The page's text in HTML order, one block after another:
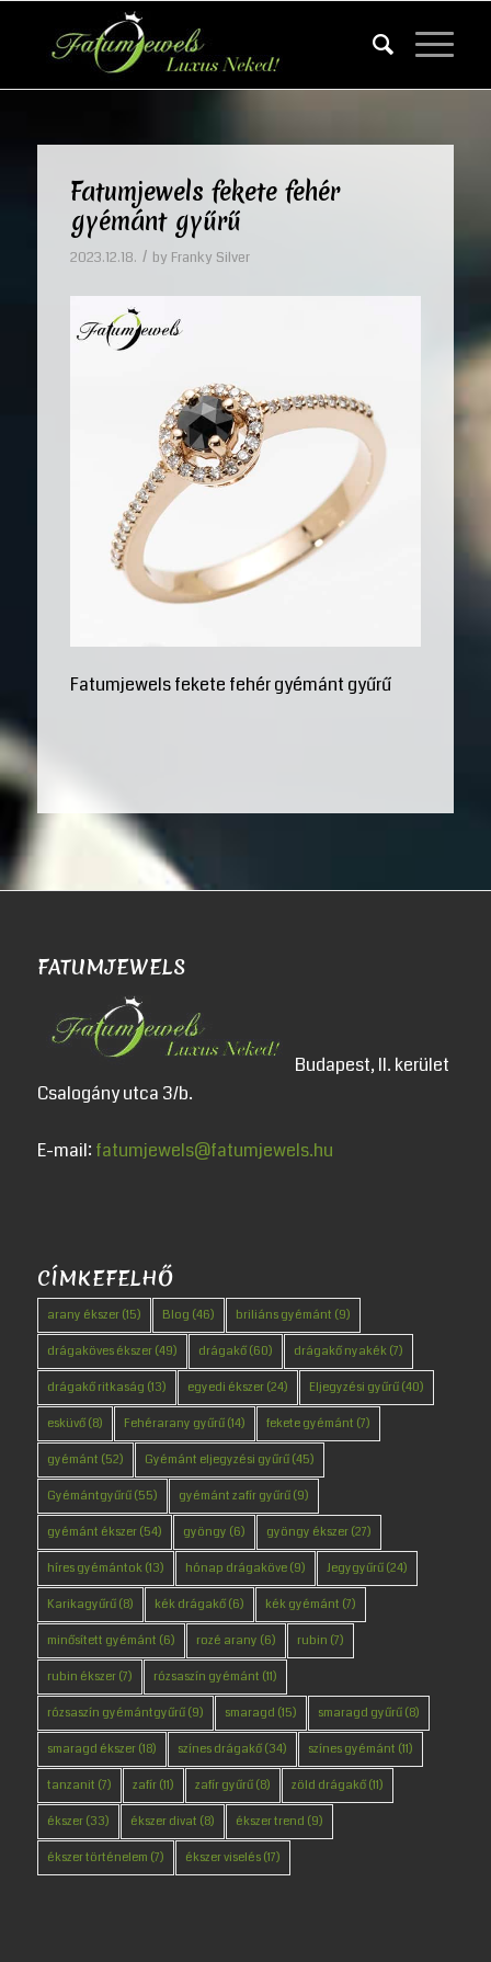
Fatumjewels fekete fehér
gyémánt gyűrű
2023.12.18. / by Franky Silver
Fatumjewels fekete fehér gyémánt gyűrű
FATUMJEWELS
Budapest, II. kerület
Csalogány utca 3/b.
E-mail: fatumjewels@fatumjewels.hu
CÍMKEFELHŐ
arany ékszer(15) Blog (46) briliáns gyémánt (9)
drágaköves ékszer(49) drágakő(60) drágakő nyakék(7)
drágakő ritkaság (13) egyedi ékszer(24) Eljegyzési gyűrű(40)
esküvő(8) Fehérarany gyűrű(14) fekete gyémánt (7)
gyémánt (52) Gyémánt eljegyzési gyűrű(45)
Gyémántgyűrű(55) gyémánt zafír gyűrű(9)
gyémánt ékszer(54) gyöngy (6) gyöngy ékszer(27)
híres gyémántok(13) hónap drágaköve(9) Jegygyűrű(24)
Karikagyűrű(8) kék drágakő(6) kék gyémánt (7)
minősített gyémánt (6) rozé arany (6) rubin (7)
rubin ékszer(7) rózsaszín gyémánt (11)
rózsaszín gyémántgyűrű(9) smaragd (15) smaragd gyűrű(8)
smaragd ékszer(18) színes drágakő(34) színes gyémánt (11)
tanzanit (7) zafír(11) zafír gyűrű(8) zöld drágakő(11)
ékszer(33) ékszer divat (8) ékszer trend (9)
ékszer történelem (7) ékszer viselés(17)